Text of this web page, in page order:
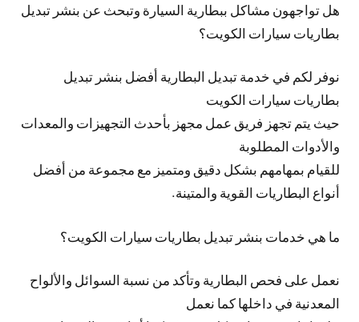
هل تواجهون مشاكل ببطارية السيارة وتبحث عن بنشر تبديل
بطاريات سيارات الكويت؟
نوفر لكم في خدمة تبديل البطارية أفضل بنشر تبديل
بطاريات سيارات الكويت
حيث يتم تجهز فريق عمل مجهز بأحدث التجهيزات والمعدات
والأدوات المطلوبة
للقيام بمهامهم بشكل دقيق ومتميز مع مجموعة من أفضل
أنواع البطاريات القوية والمتينة.
ما هي خدمات بنشر تبديل بطاريات سيارات الكويت؟
نعمل على فحص البطارية وتأكد من نسبة السوائل والألواح
المعدنية في داخلها كما نعمل